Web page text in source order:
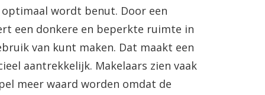
wordt benut. Door een
een donkere en beperkte ruimte in
van kunt maken. Dat maakt een
aantrekkelijk. Makelaars zien vaak
meer waard worden omdat de